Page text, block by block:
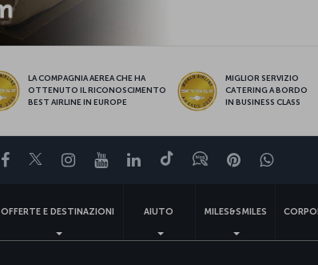
LA COMPAGNIA AEREA CHE HA
OTTENUTO IL RICONOSCIMENTO
BEST AIRLINE IN EUROPE
MIGLIOR SERVIZIO
CATERING A BORDO
IN BUSINESS CLASS
Facebook
TwitterInstagram
YouTubeLinkedIn
TikTokBlogPinterest
OFFERTE E DESTINAZIONI AIUTO MILES&SMILES